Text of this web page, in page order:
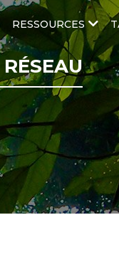
RESSOURCES
RÉSEAU